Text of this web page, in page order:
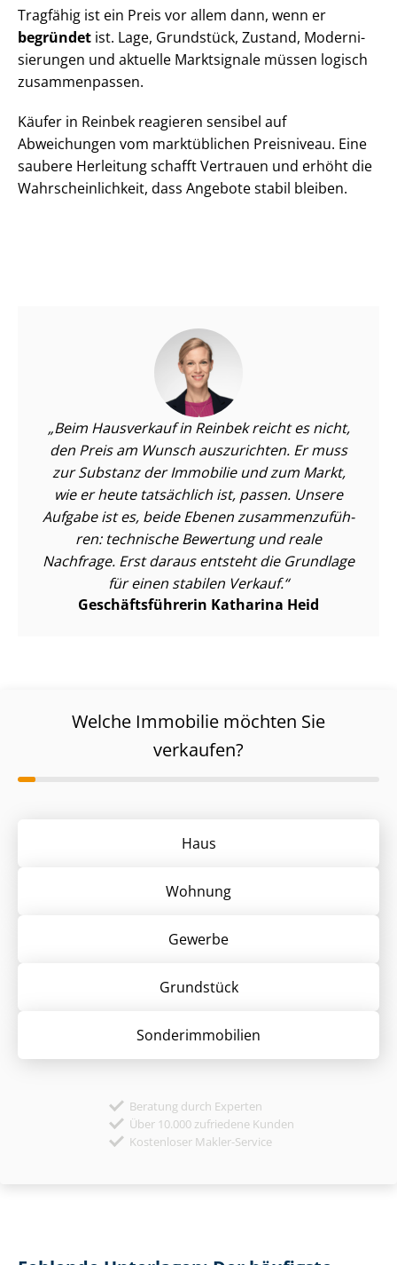
Tragfähig ist ein Preis vor allem dann, wenn er
begründet ist. Lage, Grundstück, Zustand, Mo­der­ni­
sie­run­gen und aktuelle Marktsignale müssen logisch
zusammenpassen.
Käufer in Reinbek reagieren sensibel auf
Abweichungen vom marktüblichen Preisniveau. Eine
saubere Herleitung schafft Vertrauen und erhöht die
Wahr­schein­lich­keit, dass Angebote stabil bleiben.
Beim Hausverkauf in Reinbek reicht es nicht,
den Preis am Wunsch auszurichten. Er muss
zur Substanz der Immobilie und zum Markt,
wie er heute tatsächlich ist, passen. Unsere
Aufgabe ist es, beide Ebenen zu­sam­men­zu­füh­
ren: technische Bewertung und reale
Nachfrage. Erst daraus entsteht die Grundlage
für einen stabilen Verkauf.
Ge­schäfts­füh­re­rin Katharina Heid
Welche Immobilie möchten Sie
verkaufen?
Haus
Wohnung
Gewerbe
Grund­stück
Sonder­immobilien
Beratung durch Experten
Über 10.000 zufriedene Kunden
Kostenloser Makler-Service